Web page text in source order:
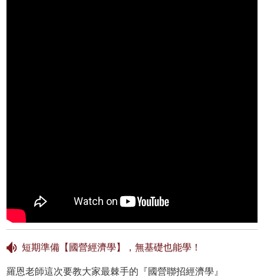
短期準備【國營經濟學】，無基礎也能學！
羅恩老師這次要教大家最棘手的『國營聯招經濟學』